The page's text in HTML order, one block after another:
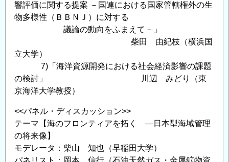
響評価に関する提案 －国連における国家管轄権外の生
物多様性（ＢＢＮＪ）に対する
議論の動向をふまえて－」
柴田 由紀枝（横浜国
立大学）
7)「海洋資源開発における社会経済影響の課題
の検討」 川辺 みどり（東
京海洋大学教授）
<<パネル・ディスカッション>>
テーマ【海のフロンティアを拓く ―日本型海域管理
の将来像】
モデレータ：柴山 知也（早稲田大学）
パネリスト：岡本 信行（石油天然ガス・金属鉱物資